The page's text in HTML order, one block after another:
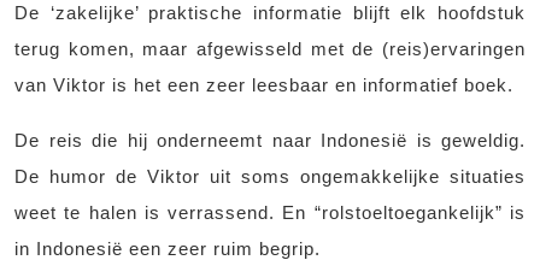
De ‘zakelijke’ praktische informatie blijft elk hoofdstuk
terug komen, maar afgewisseld met de (reis)ervaringen
van Viktor is het een zeer leesbaar en informatief boek.
De reis die hij onderneemt naar Indonesië is geweldig.
De humor de Viktor uit soms ongemakkelijke situaties
weet te halen is verrassend. En “rolstoeltoegankelijk” is
in Indonesië een zeer ruim begrip.